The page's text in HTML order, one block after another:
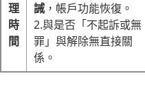
理
時
間
誡，帳戶功能恢復。
2.與是否「不起訴或無
罪」與解除無直接關
係。